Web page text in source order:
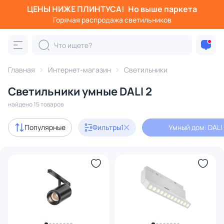
ЦЕНЫ НИЖЕ ПЛИНТУСА! Но выше паркета
Горячая распродажа светильников
Главная Интернет-магазин Светильники
Светильники умные DALI 2
найдено 15 товаров
Популярные Фильтры1 Умный дом: DALI
Фильтры
Категория:
Люстры Подвесные светильники
В наличии 15